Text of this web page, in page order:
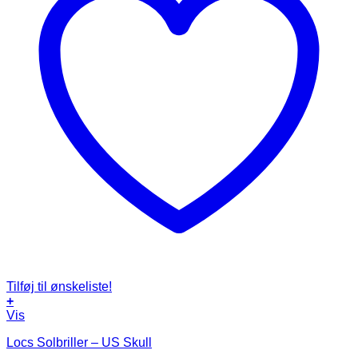
Tilføj til ønskeliste!
+
Vis
Locs Solbriller – US Skull